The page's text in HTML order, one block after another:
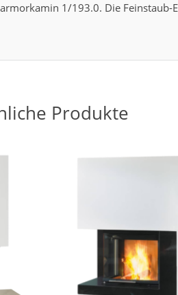
1/193.0. Die Feinstaub-
Produkte